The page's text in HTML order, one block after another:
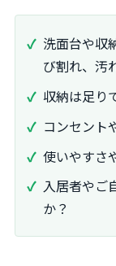
洗面台や収
び割れ、汚
収納は足り
コンセント
使いやすさ
入居者やご
か？